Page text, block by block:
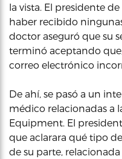
la vista. El presidente
haber recibido
doctor aseguró que su
terminó aceptando
correo electrónico
De ahí, se pasó a un
médico relacionadas a
Equipment. El
que aclarara qué tipo
de su parte,